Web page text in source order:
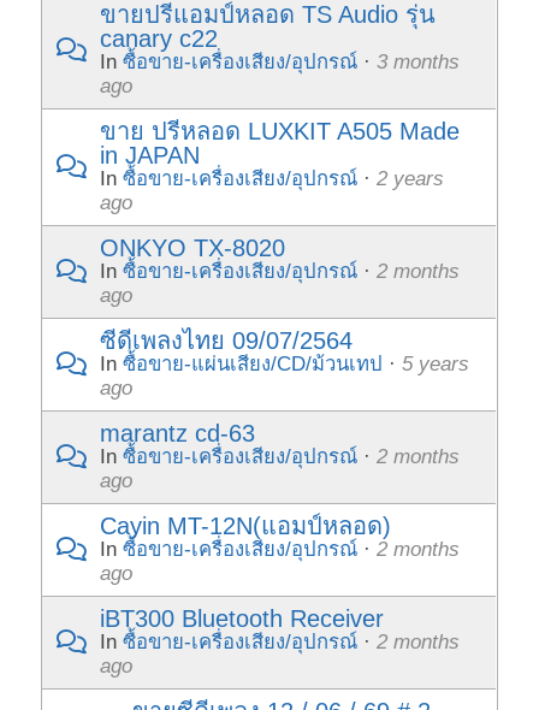
ขายปรีแอมป์หลอด TS Audio รุ่น
canary c22
Inซื้อขาย-เครื่องเสียง/อุปกรณ์ ·3 months
ago
ขาย ปรีหลอด LUXKIT A505 Made
in JAPAN
Inซื้อขาย-เครื่องเสียง/อุปกรณ์ ·2 years
ago
ONKYO TX-8020
Inซื้อขาย-เครื่องเสียง/อุปกรณ์ ·2 months
ago
ซีดีเพลงไทย 09/07/2564
Inซื้อขาย-แผ่นเสียง/CD/ม้วนเทป ·5 years
ago
marantz cd-63
Inซื้อขาย-เครื่องเสียง/อุปกรณ์ ·2 months
ago
Cayin MT-12N(แอมป์หลอด)
Inซื้อขาย-เครื่องเสียง/อุปกรณ์ ·2 months
ago
iBT300 Bluetooth Receiver
Inซื้อขาย-เครื่องเสียง/อุปกรณ์ ·2 months
ago